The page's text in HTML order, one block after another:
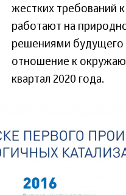
жестких требований
работают на
решениями будущего
отношение к
квартал 2020 года.